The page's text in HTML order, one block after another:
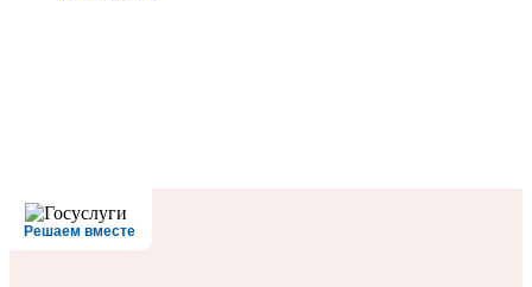
Решаем вместе